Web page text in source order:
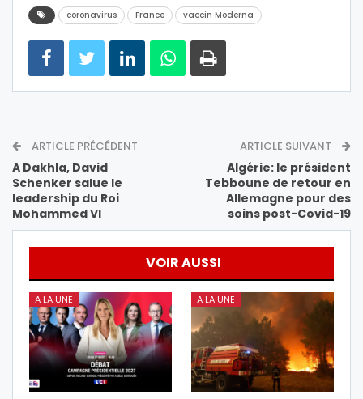
coronavirus France vaccin Moderna
ARTICLE PRÉCÉDENT
A Dakhla, David
Schenker salue le
leadership du Roi
Mohammed VI
ARTICLE SUIVANT
Algérie: le président
Tebboune de retour en
Allemagne pour des
soins post-Covid-19
VOIR AUSSI
A LA UNE A LA UNE